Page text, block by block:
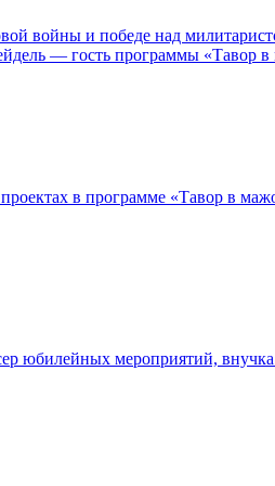
войны и победе над
— гость программы «Тавор
в программе «Тавор в
юбилейных мероприятий,